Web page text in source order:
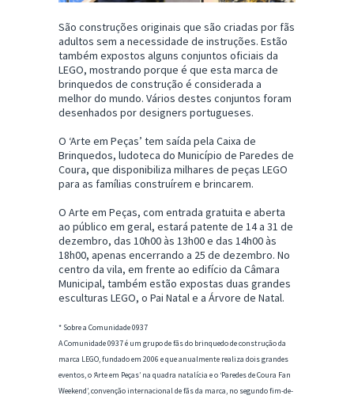
São construções originais que são criadas por fãs
adultos sem a necessidade de instruções. Estão
também expostos alguns conjuntos oficiais da
LEGO, mostrando porque é que esta marca de
brinquedos de construção é considerada a
melhor do mundo. Vários destes conjuntos foram
desenhados por designers portugueses.
O ‘Arte em Peças’ tem saída pela Caixa de
Brinquedos, ludoteca do Município de Paredes de
Coura, que disponibiliza milhares de peças LEGO
para as famílias construírem e brincarem.
O Arte em Peças, com entrada gratuita e aberta
ao público em geral, estará patente de 14 a 31 de
dezembro, das 10h00 às 13h00 e das 14h00 às
18h00, apenas encerrando a 25 de dezembro. No
centro da vila, em frente ao edifício da Câmara
Municipal, também estão expostas duas grandes
esculturas LEGO, o Pai Natal e a Árvore de Natal.
* Sobre a Comunidade 0937
A Comunidade 0937 é um grupo de fãs do brinquedo de construção da
marca LEGO, fundado em 2006 e que anualmente realiza dois grandes
eventos, o ‘Arte em Peças’ na quadra natalícia e o ‘Paredes de Coura Fan
Weekend’, convenção internacional de fãs da marca, no segundo fim-de-